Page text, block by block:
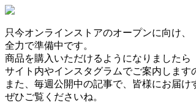
只今オンラインストアのオープンに向け、
全力で準備中です。
商品を購入いただけるようになりましたら
サイト内やインスタグラムでご案内します
また、毎週公開中の記事で、皆様にお届け
ぜひご覧くださいね。